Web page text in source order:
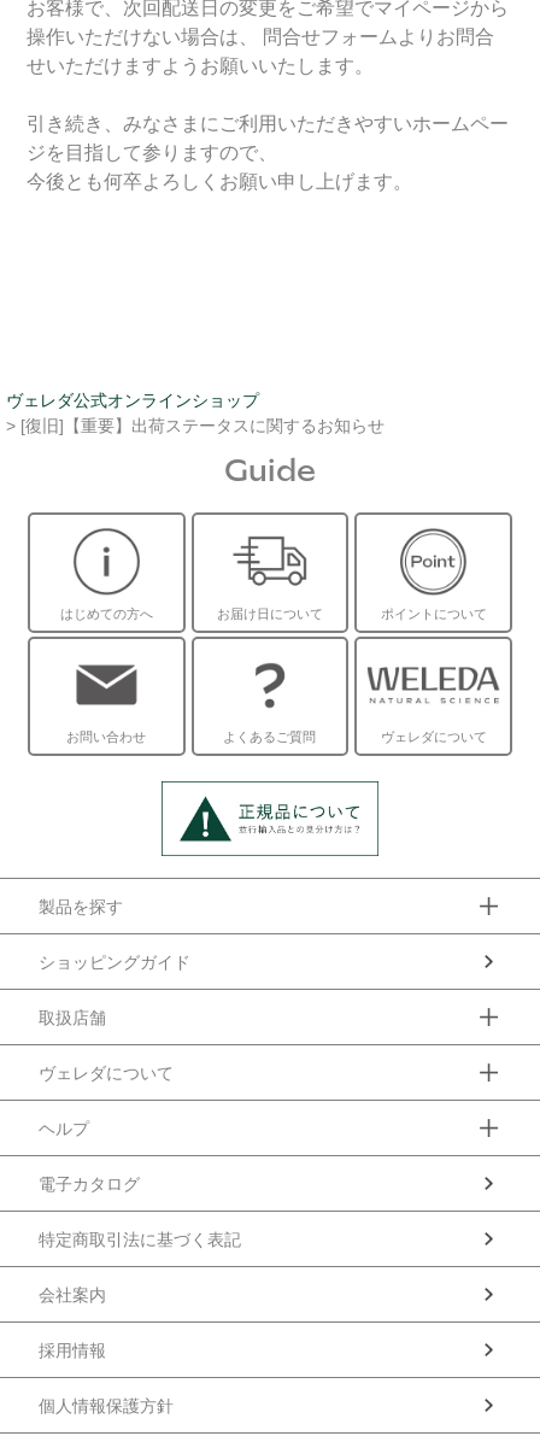
お客様で、次回配送日の変更をご希望でマイページから
操作いただけない場合は、 問合せフォームよりお問合
せいただけますようお願いいたします。
引き続き、みなさまにご利用いただきやすいホームペー
ジを目指して参りますので、
今後とも何卒よろしくお願い申し上げます。
ヴェレダ公式オンラインショップ
> [復旧]【重要】出荷ステータスに関するお知らせ
Guide
はじめての方へ お届け日について ポイントについて
お問い合わせ よくあるご質問 ヴェレダについて
製品を探す
ショッピングガイド
取扱店舗
ヴェレダについて
ヘルプ
電子カタログ
特定商取引法に基づく表記
会社案内
採用情報
個人情報保護方針